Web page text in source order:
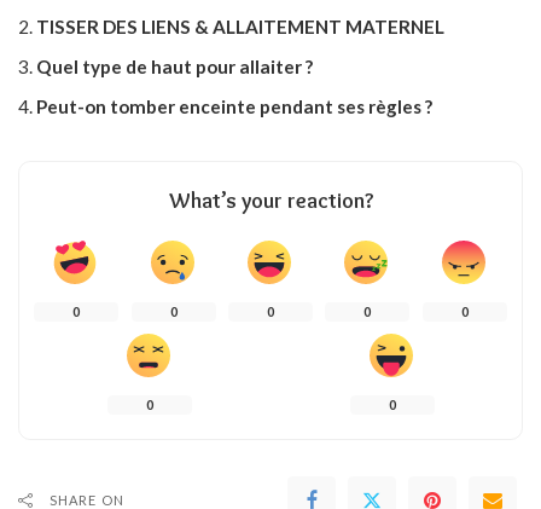
TISSER DES LIENS & ALLAITEMENT MATERNEL
Quel type de haut pour allaiter ?
Peut-on tomber enceinte pendant ses règles ?
What’s your reaction?
0 0 0 0 0
0 0
SHARE ON